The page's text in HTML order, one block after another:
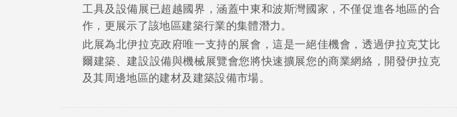
工具及設備展已超越國界，涵蓋中東和波斯灣國家，不僅促進各地區的合
作，更展示了該地區建築行業的集體潛力。
此展為北伊拉克政府唯一支持的展會，這是一絕佳機會，透過伊拉克艾比
爾建築、建設設備與機械展覽會您將快速擴展您的商業網絡，開發伊拉克
及其周邊地區的建材及建築設備市場。